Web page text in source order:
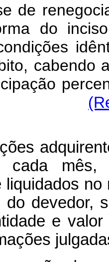
de
do
cabendo
mês,
liquidados
do devedor,
e